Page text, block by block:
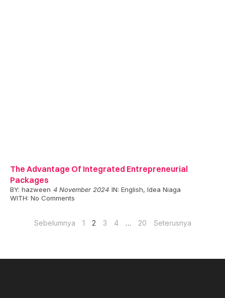
The Advantage Of Integrated Entrepreneurial
Packages
BY: hazween 4 November 2024 IN: English, Idea Niaga
WITH: No Comments
Sebelumnya 1 2 3 4 … 20 Seterusnya